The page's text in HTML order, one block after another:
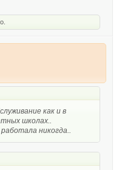
как и в
школах..
никогда..